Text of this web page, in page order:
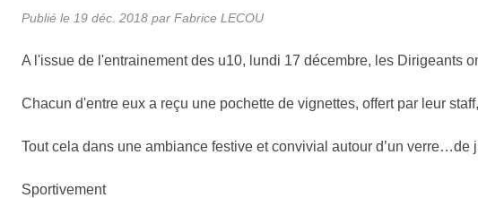
Publié le 19 déc. 2018 par Fabrice LECOU
A l'issue de l'entrainement des u10, lundi 17 décembre, les Dirigeants
Chacun d'entre eux a reçu une pochette de vignettes, offert par leur
Tout cela dans une ambiance festive et convivial autour d’un verre…de
Sportivement